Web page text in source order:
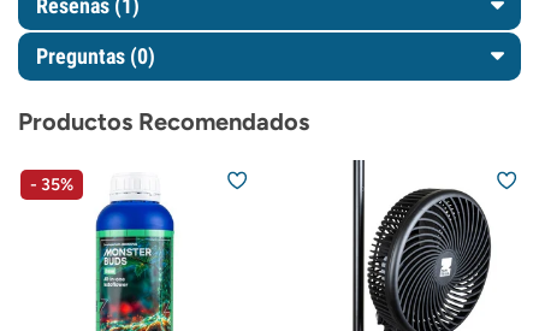
Reseñas (1)
Preguntas (0)
Productos Recomendados
- 35%